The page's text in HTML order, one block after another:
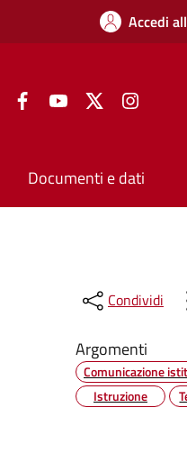
Accedi
FacebookYouTube Twitter
Documenti e dati
Condividi
Argomenti
Comunicazione
Istruzione